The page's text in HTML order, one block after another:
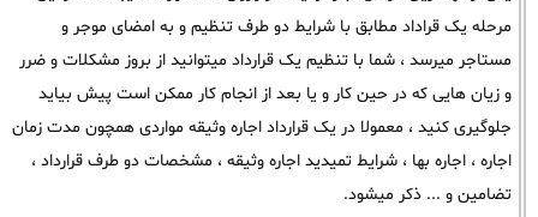
مرحله یک قراداد مطابق با شرایط دو طرف تنظیم و به امضای موجر و
مستاجر میرسد ، شما با تنظیم یک قرارداد میتوانید از بروز مشکلات و ضرر
و زیان هایی که در حین کار و یا بعد از انجام کار ممکن است پیش بیاید
جلوگیری کنید ، معمولا در یک قرارداد اجاره وثیقه مواردی همچون مدت زمان
اجاره ، اجاره بها ، شرایط تمیدید اجاره وثیقه ، مشخصات دو طرف قرارداد ،
تضامین و ... ذکر میشود.